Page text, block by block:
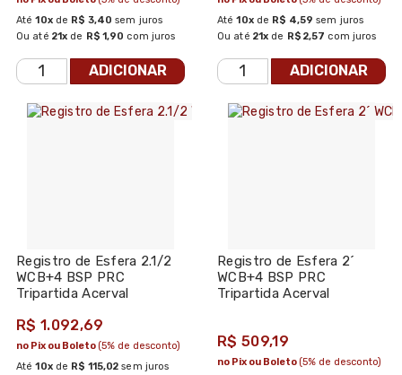
Até10xde R$ 3,40 sem juros
Ou até 21x de R$ 1,90 com juros
ADICIONAR
Até10xde R$ 4,59 sem juros
Ou até 21x de R$ 2,57 com juros
ADICIONAR
Registro de Esfera 2.1/2
WCB+4 BSP PRC
Tripartida Acerval
R$ 1.092,69
Até10xde R$ 115,02 sem juros
no Pix ou Boleto(5% de desconto)
Registro de Esfera 2´
WCB+4 BSP PRC
Tripartida Acerval
R$ 509,19
no Pix ou Boleto(5% de desconto)